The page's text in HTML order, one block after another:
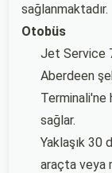
sağlanmaktadır.
Otobüs
Jet Service
Aberdeen
Terminali'ne
sağlar.
Yaklaşık 30
araçta veya